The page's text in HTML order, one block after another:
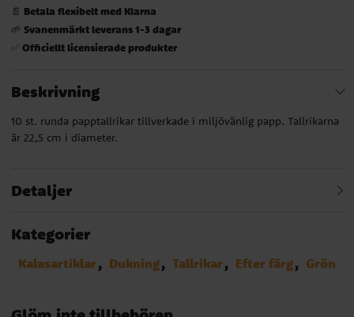
📄 Betala flexibelt med Klarna
🌱 Svanenmärkt leverans 1-3 dagar
✅ Officiellt licensierade produkter
Beskrivning
10 st. runda papptallrikar tillverkade i miljövänlig papp. Tallrikarna
är 22,5 cm i diameter.
Detaljer
Kategorier
Kalasartiklar Dukning Tallrikar Efter färg Grön